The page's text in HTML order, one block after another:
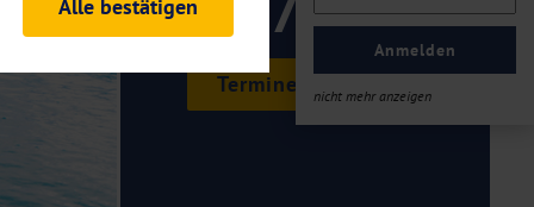
Anmelden
nicht mehr anzeigen
Termine & Preise
und Analysen. Mithilfe
Auftritts ermitteln und
es zu einer Drittlands
Daten finden Sie in unseren
Alle bestätigen